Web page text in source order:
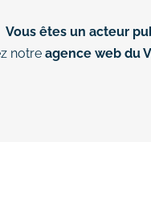
Vous êtes un acteur
notre agence web du